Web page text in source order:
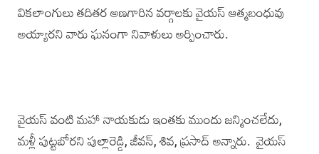
వికలాంగులు తదితర అణగారిన వర్గాలకు వైయస్ ఆత్మబంధువు
అయ్యారని వా‌రు ఘనంగా నివాళులు అర్పించారు.
వైయస్ వంటి మహా నాయకుడు ఇంతకు ముందు జన్మించలేదు,
మళ్లీ పుట్టబోరని‌ పుల్లారెడ్డి, జీవన్‌, శివ, ప్రసాద్‌ అన్నారు. వైయ‌స్